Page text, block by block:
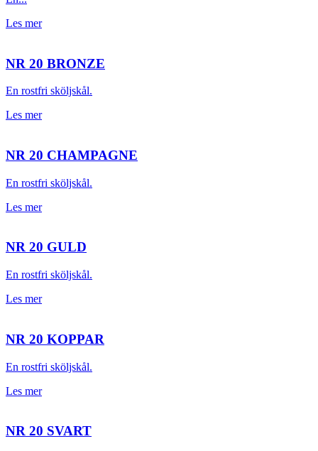
Les mer
NR 20 BRONZE
En rostfri sköljskål.
Les mer
NR 20 CHAMPAGNE
En rostfri sköljskål.
Les mer
NR 20 GULD
En rostfri sköljskål.
Les mer
NR 20 KOPPAR
En rostfri sköljskål.
Les mer
NR 20 SVART